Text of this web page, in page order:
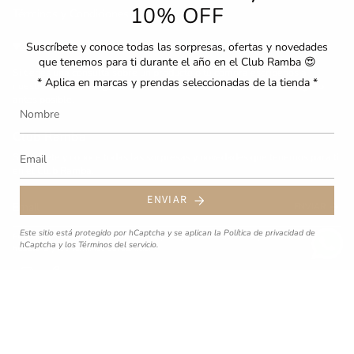
10% OFF
Suscríbete y conoce todas las sorpresas, ofertas y novedades
que tenemos para ti durante el año en el Club Ramba 😍
* Aplica en marcas y prendas seleccionadas de la tienda *
ENVIAR
Este sitio está protegido por hCaptcha y se aplican la Política de privacidad de
hCaptcha y los Términos del servicio.
Contacto
Si tienes una consulta sobre un producto o tu compra escríbenos a
nuestro correo hola@ramba.cl. Nos pondremos en contacto contigo lo
Club Ramba
Suscríbete y conoce todas las sorpresas y novedades que tenemos para ti
Este sitio está protegido por hCaptcha y se aplicanla Política de privacidad de
hCaptchay losTérminos del servicio.